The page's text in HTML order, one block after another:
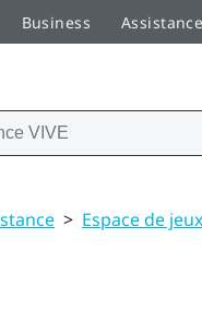
Business Assistance
> Espace de jeux